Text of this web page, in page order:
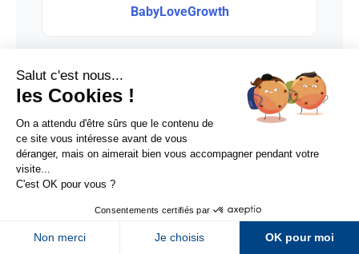
Sur LinkedIn Sur Youtube
Sur X Sur Facebook
Newsletter Abondance
BabyLoveGrowth
1 commentaire
Stéphanie le 8 janvier 2025 à 14h51